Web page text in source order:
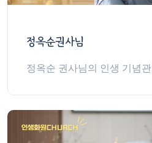
정옥순권사님
정옥순 권사님의 인생 기념관